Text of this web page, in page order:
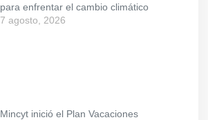
para enfrentar el cambio climático
7 agosto, 2026
Mincyt inició el Plan Vacaciones